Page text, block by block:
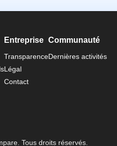
Entreprise
Transparence
Légal
Contact
Communauté
Dernières activités
Tous droits réservés.